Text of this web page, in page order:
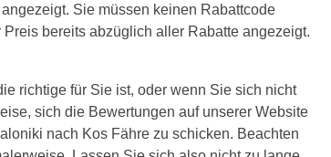
Sie müssen keinen Rabattcode
bereits abzüglich aller Rabatte angezeigt.
richtige für Sie ist, oder wenn Sie sich nicht
sich die Bewertungen auf unserer Website
nach Kos Fähre zu schicken. Beachten